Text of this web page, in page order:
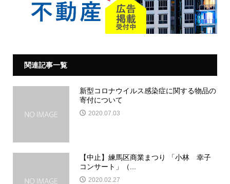
関連記事一覧
新型コロナウイルス感染症に関する物品の
寄付について
2020.07.03
【中止】練馬区商業まつり 「小林 幸子
コンサート」（...
2020.02.27